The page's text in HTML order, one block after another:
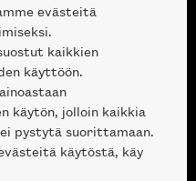
evästeitä
kaikkien
käyttöön.
käytön, jolloin kaikkia
pystytä suorittamaan.
käytöstä, käy